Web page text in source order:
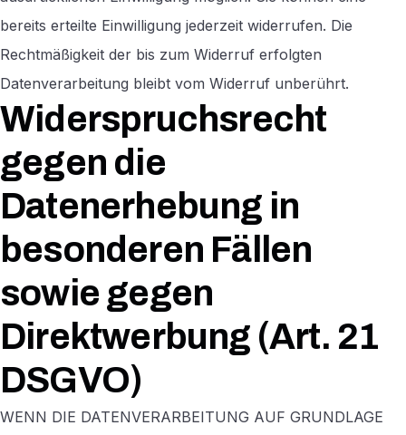
bereits erteilte Einwilligung jederzeit widerrufen. Die
Rechtmäßigkeit der bis zum Widerruf erfolgten
Datenverarbeitung bleibt vom Widerruf unberührt.
Widerspruchsrecht
gegen die
Datenerhebung in
besonderen Fällen
sowie gegen
Direktwerbung (Art. 21
DSGVO)
WENN DIE DATENVERARBEITUNG AUF GRUNDLAGE